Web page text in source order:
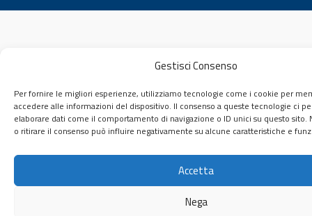
Gestisci Consenso
Per fornire le migliori esperienze, utilizziamo tecnologie come i cookie per
accedere alle informazioni del dispositivo. Il consenso a queste tecnologie ci
elaborare dati come il comportamento di navigazione o ID unici su questo sito.
o ritirare il consenso può influire negativamente su alcune caratteristiche e
Accetta
Nega